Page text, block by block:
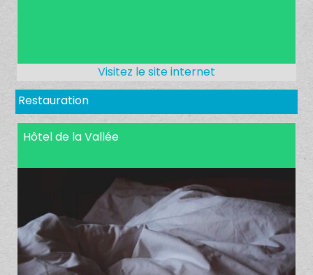
Restauration
Hôtel de la Vallée